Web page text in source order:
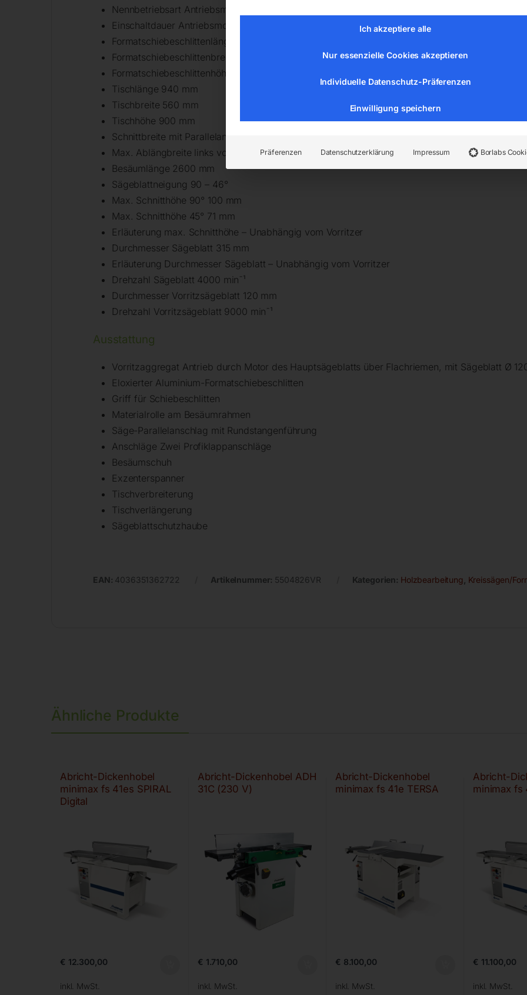
Nennbetriebsart Antriebsmotor S6
Einschaltdauer Antriebsmotor 40%
Formatschiebeschlittenlänge 2600 mm
Formatschiebeschlittenbreite 360 mm
Formatschiebeschlittenhöhe 175 mm
Tischlänge 940 mm
Tischbreite 560 mm
Tischhöhe 900 mm
Schnittbreite mit Parallelanschlag 900 mm
Max. Ablängbreite links vom Sägeblatt 3200 mm
Besäumlänge 2600 mm
Sägeblattneigung 90 – 46°
Max. Schnitthöhe 90° 100 mm
Max. Schnitthöhe 45° 71 mm
Erläuterung max. Schnitthöhe – Unabhängig vom Vorritzer
Durchmesser Sägeblatt 315 mm
Erläuterung Durchmesser Sägeblatt – Unabhängig vom Vorritzer
Drehzahl Sägeblatt 4000 min¯¹
Durchmesser Vorritzsägeblatt 120 mm
Drehzahl Vorritzsägeblatt 9000 min¯¹
Ausstattung
Vorritzaggregat Antrieb durch Motor des Hauptsägeblatts über Flachriemen, mit Sägeblatt Ø
Eloxierter Aluminium-Formatschiebeschlitten
Griff für Schiebeschlitten
Materialrolle am Besäumrahmen
Säge-Parallelanschlag mit Rundstangenführung
Anschläge Zwei Profiklappanschläge
Besäumschuh
Exzenterspanner
Tischverbreiterung
Tischverlängerung
Sägeblattschutzhaube
EAN: 4036351362722 Artikelnummer: 5504826VR Kategorien: Holzbearbeitung Kreissägen/
Ähnliche Produkte
Abricht-Dickenhobel
minimax fs 41es SPIRAL
Digital
€ 12.300,00
inkl. MwSt.
Abricht-Dickenhobel ADH
31C (230 V)
€ 1.710,00
inkl. MwSt.
Abricht-Dickenhobel
minimax fs 41e TERSA
€ 8.100,00
inkl. MwSt.
Abricht-
minimax fs
€ 11.100,00
inkl. MwSt.
Ich akzeptiere alle
Nur essenzielle Cookies akzeptieren
Individuelle Datenschutz-Präferenzen
Einwilligung speichern
Präferenzen Datenschutzerklärung Impressum Borlabs